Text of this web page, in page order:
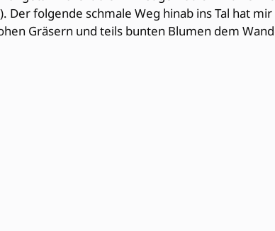
Der folgende schmale Weg hinab ins Tal hat
Gräsern und teils bunten Blumen dem